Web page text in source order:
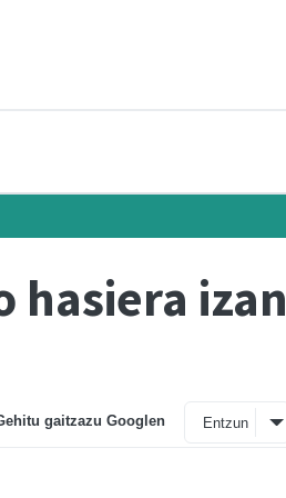
hasiera izan
gaitzazu Googlen Entzun